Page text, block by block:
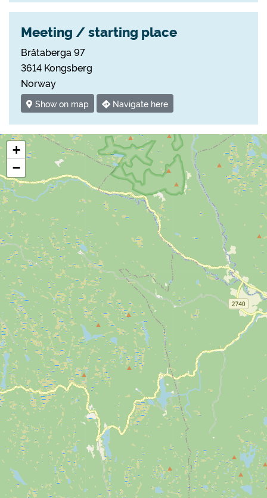
Meeting / starting place
Bråtaberga 97
3614 Kongsberg
Norway
Show on map Navigate here
+
−